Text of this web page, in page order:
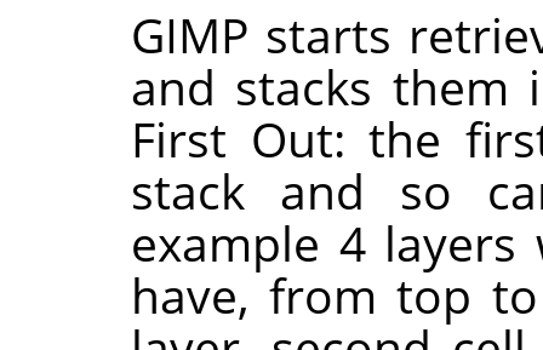
GIMP starts
and stacks them
First Out: the
stack and so
example 4
have, from top